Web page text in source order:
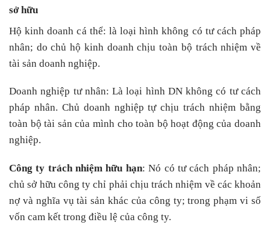
sở hữu
Hộ kinh doanh cá thể: là loại hình không có tư cách pháp
nhân; do chủ hộ kinh doanh chịu toàn bộ trách nhiệm về
tài sản doanh nghiệp.
Doanh nghiệp tư nhân: Là loại hình DN không có tư cách
pháp nhân. Chủ doanh nghiệp tự chịu trách nhiệm bằng
toàn bộ tài sản của mình cho toàn bộ hoạt động của doanh
nghiệp.
Công ty trách nhiệm hữu hạn: Nó có tư cách pháp nhân;
chủ sở hữu công ty chỉ phải chịu trách nhiệm về các khoản
nợ và nghĩa vụ tài sản khác của công ty; trong phạm vi số
vốn cam kết trong điều lệ của công ty.